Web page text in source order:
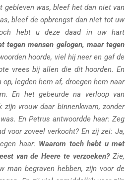
gebleven was, bleef het dan niet van
bleef de opbrengst dan niet tot uw
hebt u deze daad in uw hart
tegen mensen gelogen, maar tegen
hoorde, viel hij neer en gaf de
vrees bij allen die dit hoorden. En
legden hem af, droegen hem naar
En het gebeurde na verloop van
zijn vrouw daar binnenkwam, zonder
En Petrus antwoordde haar: Zeg
voor zoveel verkocht? En zij zei: Ja,
haar: Waarom toch hebt u met
van de Heere te verzoeken?Zie,
man begraven hebben, zijn voor de